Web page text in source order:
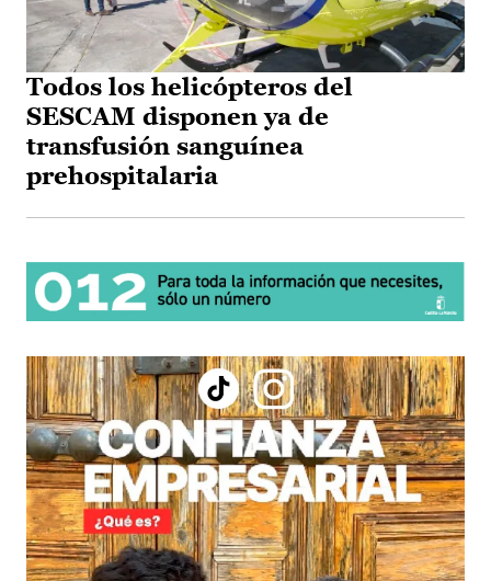
Todos los helicópteros del
SESCAM disponen ya de
transfusión sanguínea
prehospitalaria